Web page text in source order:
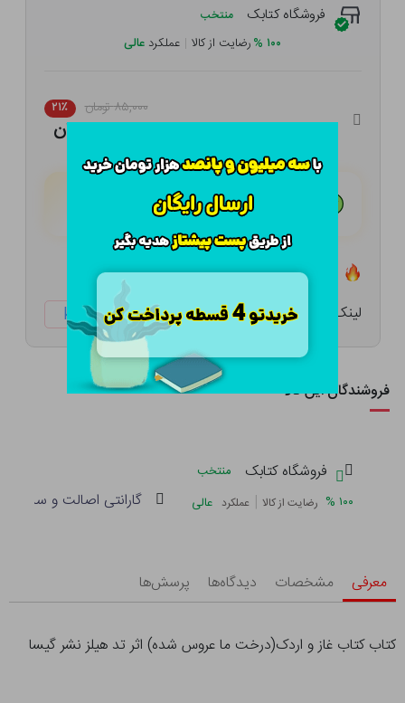
فروشگاه کتابک منتخب
۱۰۰ %رضایت از کالا | عملکرد عالی
۸۵,۰۰۰ تومان ۲۱٪
۶۷,۱۵۰ تومان
هـر قسط با تــرب‌پــی:
تعداد ۴ عدد در انبار موجود است
لینک کوتاه: ketabtala.com/sbp-7432
فروشندگان این کالا
فروشگاه کتابک
منتخب
۱۰۰ % رضایت از کالا | عملکرد عالی گارانتی اصالت و سلامت
معرفی مشخصات دیدگاه‌ها پرسش‌ها
کتاب کتاب غاز و اردک(درخت ما عروس شده) اثر تد هیلز نشر گیسا